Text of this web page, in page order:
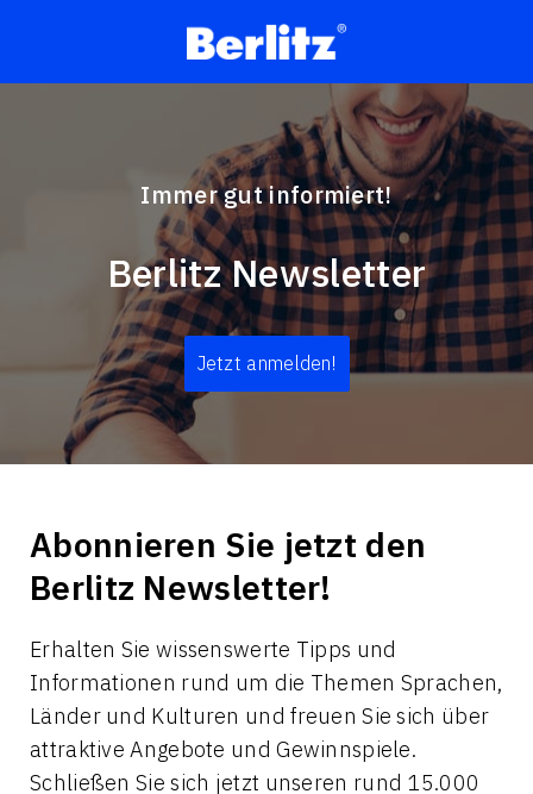
Immer gut informiert!
Berlitz Newsletter
Jetzt anmelden!
Abonnieren Sie jetzt den
Berlitz Newsletter!
Erhalten Sie wissenswerte Tipps und
Informationen rund um die Themen Sprachen,
Länder und Kulturen und freuen Sie sich über
attraktive Angebote und Gewinnspiele.
Schließen Sie sich jetzt unseren rund 15.000